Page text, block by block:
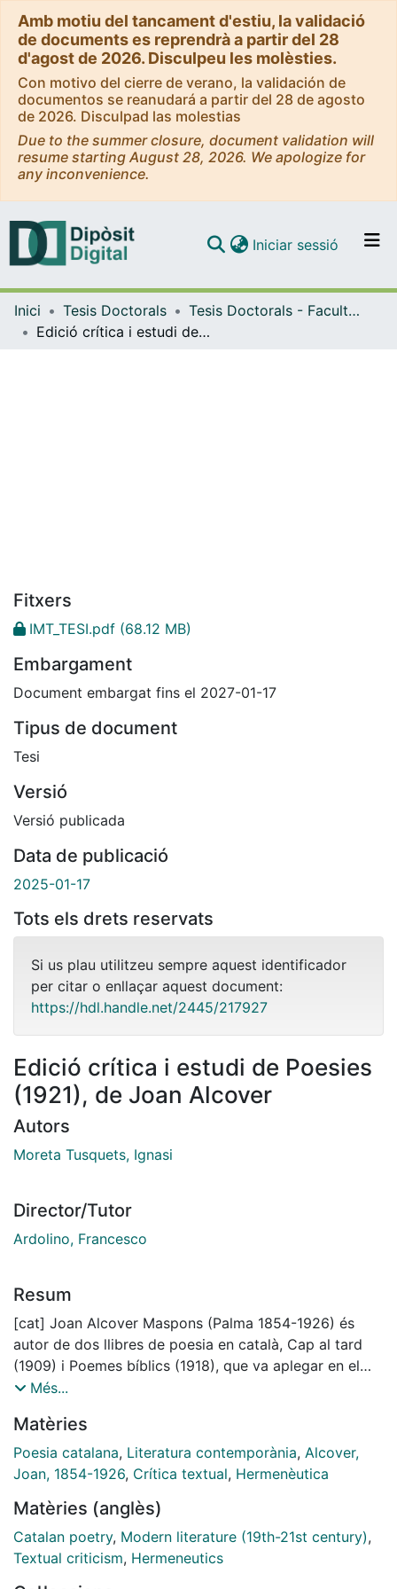
Amb motiu del tancament d'estiu, la validació
de documents es reprendrà a partir del 28
d'agost de 2026. Disculpeu les molèsties.
Con motivo del cierre de verano, la validación de
documentos se reanudará a partir del 28 de agosto
de 2026. Disculpad las molestias
Due to the summer closure, document validation will
resume starting August 28, 2026. We apologize for
any inconvenience.
Navega per tot el DD
Iniciar sessió (current)
Inici Tesis Doctorals
Tesis Doctorals - Facultat - Filologia
Edició crítica i estudi de Poesies (1921), de Joan Alcover
Fitxers
IMT_TESI.pdf (68.12 MB)
Embargament
Document embargat fins el 2027-01-17
Tipus de document
Tesi
Versió
Versió publicada
Data de publicació
2025-01-17
Tots els drets reservats
Si us plau utilitzeu sempre aquest identificador
per citar o enllaçar aquest document:
https://hdl.handle.net/2445/217927
Edició crítica i estudi de Poesies
(1921), de Joan Alcover
Autors
Moreta Tusquets, Ignasi
Director/Tutor
Ardolino, Francesco
Resum
[cat] Joan Alcover Maspons (Palma 1854-1926) és
autor de dos llibres de poesia en català, Cap al tard
(1909) i Poemes bíblics (1918), que va aplegar en el
llibre Poesies. Edició completa (1921). Aquesta tesi
precedida per un estudi preliminar. De cada text
editat, se n’ofereix una presentació, el text establert,
una proposta de datació, el detall dels fenòmens
crític.
L’aproximació a l’obra poètica d’Alcover que ofereix
aquesta tesi es fa des de dues grans disciplines
Més...
Matèries
Poesia catalana, Literatura contemporània, Alcover,
Joan, 1854-1926, Crítica textual, Hermenèutica
Matèries (anglès)
Catalan poetry, Modern literature (19th-21st century),
Textual criticism, Hermeneutics